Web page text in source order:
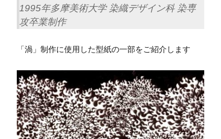
1995年多摩美術大学 染織デザイン科 染専
攻卒業制作
「渦」制作に使用した型紙の一部をご紹介します